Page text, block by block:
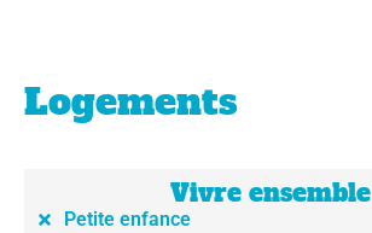
Logements
Vivre ensemble
Petite enfance